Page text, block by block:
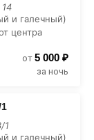
и галечный)
центра
от 5 000 ₽
за ночь
1
и галечный)